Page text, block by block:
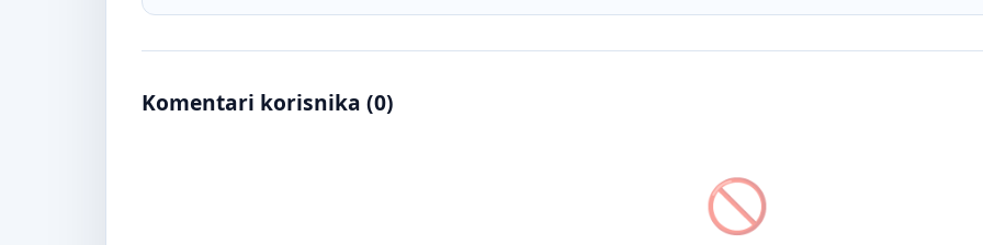
Komentari korisnika (0)